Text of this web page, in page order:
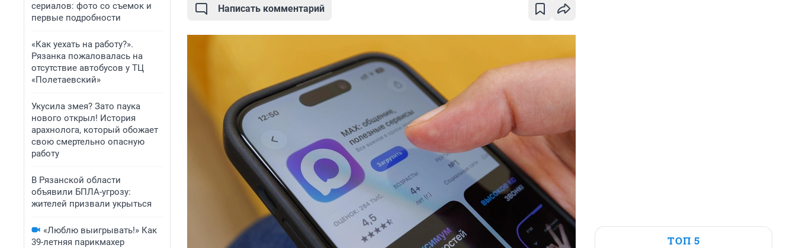
сериалов: фото со съемок и
первые подробности
«Как уехать на работу?».
Рязанка пожаловалась на
отсутствие автобусов у ТЦ
«Полетаевский»
Укусила змея? Зато паука
нового открыл! История
арахнолога, который обожает
свою смертельно опасную
работу
В Рязанской области
объявили БПЛА-угрозу:
жителей призвали укрыться
«Люблю выигрывать!» Как
39-летняя парикмахер
Написать комментарий
ТОП 5